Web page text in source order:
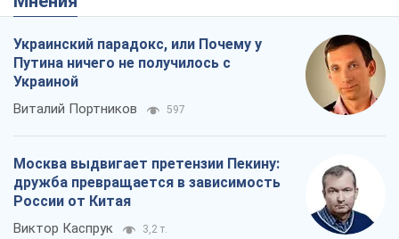
Украинский парадокс, или Почему у
Путина ничего не получилось с
Украиной
Виталий Портников 597
Москва выдвигает претензии Пекину:
дружба превращается в зависимость
России от Китая
Виктор Каспрук 3,2 т.